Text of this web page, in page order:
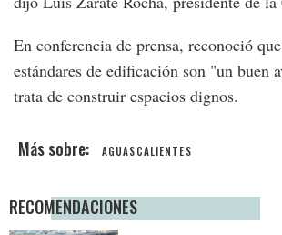
En conferencia de prensa, reconoció
estándares de edificación son "un buen
trata de construir espacios dignos.
AGUASCALIENTES
RECOMENDACIONES